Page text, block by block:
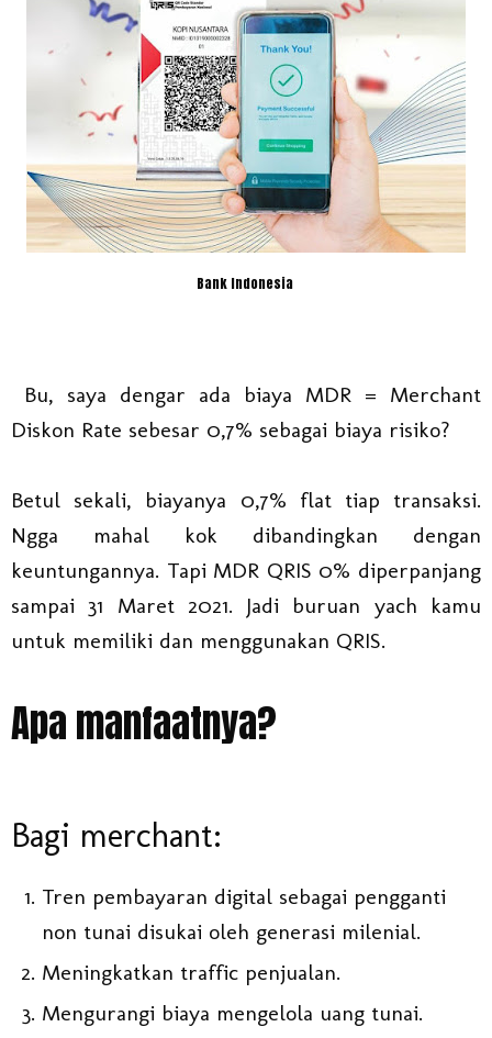
Bank Indonesia
Bu, saya dengar ada biaya MDR = Merchant
Diskon Rate sebesar 0,7% sebagai biaya risiko?
Betul sekali, biayanya 0,7% flat tiap transaksi.
Ngga mahal kok dibandingkan dengan
keuntungannya. Tapi MDR QRIS 0% diperpanjang
sampai 31 Maret 2021. Jadi buruan yach kamu
untuk memiliki dan menggunakan QRIS.
Apa manfaatnya?
Bagi merchant:
Tren pembayaran digital sebagai pengganti
non tunai disukai oleh generasi milenial.
Meningkatkan traffic penjualan.
Mengurangi biaya mengelola uang tunai.